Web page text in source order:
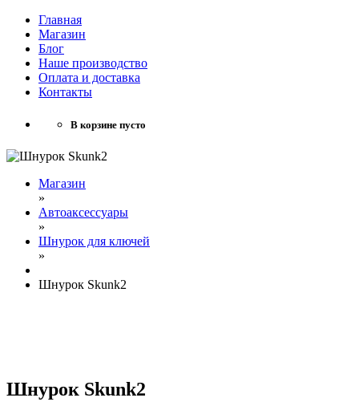
Главная
Магазин
Блог
Наше производство
Оплата и доставка
Контакты
В корзине пусто
Магазин
»
Автоаксессуары
»
Шнурок для ключей
»
Шнурок Skunk2
Шнурок Skunk2